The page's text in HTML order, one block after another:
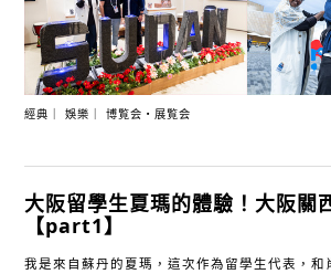
經典 娛樂 博覧会・展覧会
大阪留學生夏瑪的體驗！大阪關
【part1】
我是來自蘇丹的夏瑪，這次作為留學生代表，和